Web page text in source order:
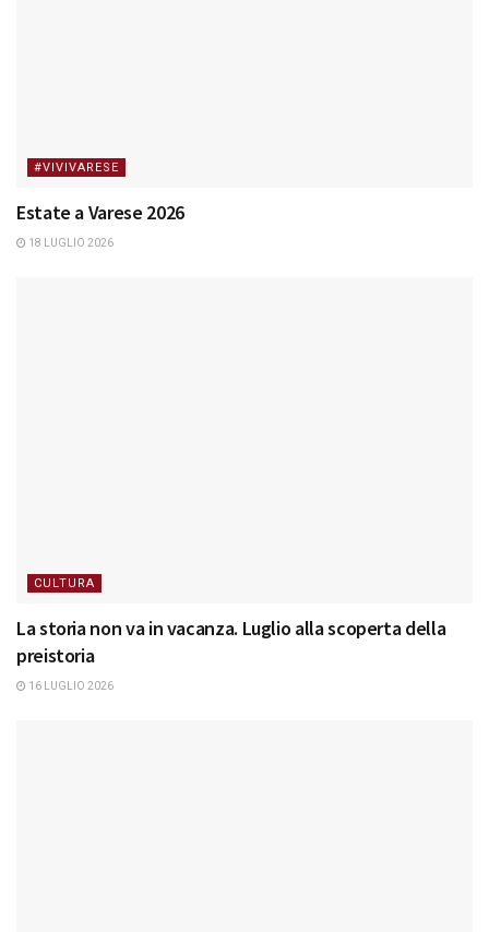
#VIVIVARESE
Estate a Varese 2026
18 LUGLIO 2026
CULTURA
La storia non va in vacanza. Luglio alla scoperta della
preistoria
16 LUGLIO 2026